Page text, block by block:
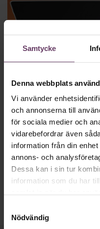
Samtycke
Denna webbplats
Vi använder
och annonserna till
för sociala medier och
vidarebefordrar även
information från din
annons- och
Dessa kan i sin tur
information som du har
Nödvändig
Kommunikation
Experten:
drar du gränsen
Krocken i sociala medier
är ett annat än den
Hogéus, expert inom